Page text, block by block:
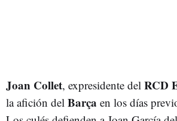
Joan Collet, expresidente del RCD
la afición del Barça en los días